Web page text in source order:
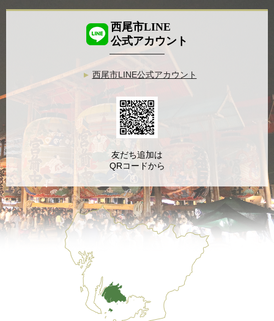
西尾市LINE
公式アカウント
西尾市LINE公式アカウント
友だち追加は
QRコードから